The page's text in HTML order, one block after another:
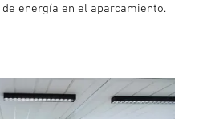
energía en el aparcamiento.